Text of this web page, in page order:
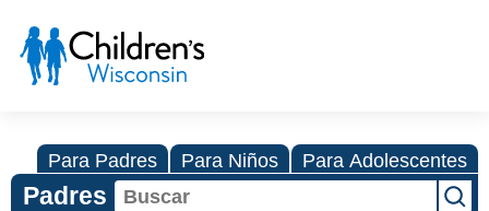
Para Padres Para Niños Para Adolescentes
Padres